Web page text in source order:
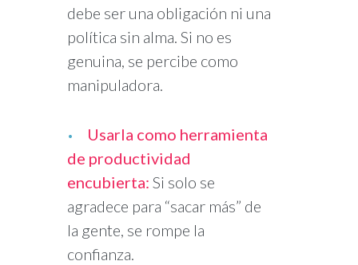
debe ser una obligación ni una
política sin alma. Si no es
genuina, se percibe como
manipuladora.
Usarla como herramienta
de productividad
encubierta: Si solo se
agradece para “sacar más” de
la gente, se rompe la
confianza.